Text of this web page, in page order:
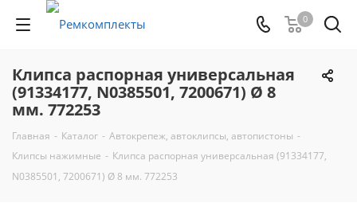
0
Клипса распорная универсальная
(91334177, N0385501, 7200671) Ø 8
мм. 772253
Главная - Каталог - Автокрепеж, автоклипсы, автопистоны -
Клипсы нажимные - Клипса распорная универсальная (91334177,
N0385501, 7200671) Ø 8 мм. 772253